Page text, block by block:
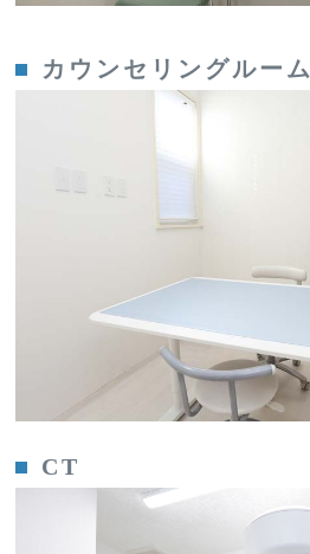
カウンセリングルーム
CT